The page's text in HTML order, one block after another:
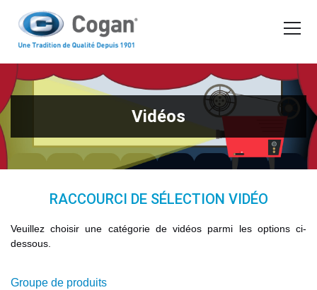
PRODUITS
DEMANDER UN DEVIS
EN FR
Vidéos de produits Cogan
Vidéos
RACCOURCI DE SÉLECTION VIDÉO
Veuillez choisir une catégorie de vidéos parmi les options ci-
dessous.
Groupe de produits